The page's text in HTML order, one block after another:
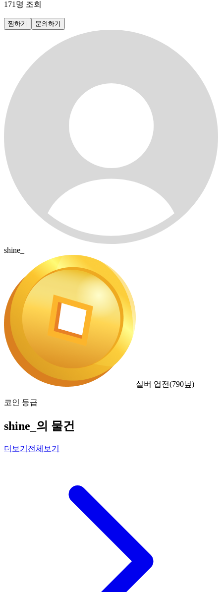
171 명 조회
찜하기 문의하기
shine_
실버 엽전(790닢)
코인 등급
shine_의 물건
더보기 전체보기